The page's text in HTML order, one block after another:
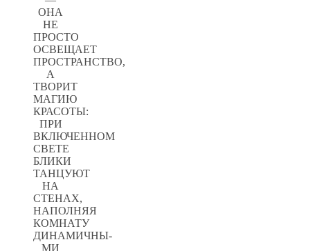
ОНА
НЕ
ПРОСТО
ОСВЕЩАЕТ
ПРОСТРАНСТВО,
А
ТВОРИТ
МАГИЮ
КРАСОТЫ:
ПРИ
ВКЛЮЧЕННОМ
СВЕТЕ
БЛИКИ
ТАНЦУЮТ
НА
СТЕНАХ,
НАПОЛНЯЯ
КОМНАТУ
ДИНАМИЧНЫ-
МИ